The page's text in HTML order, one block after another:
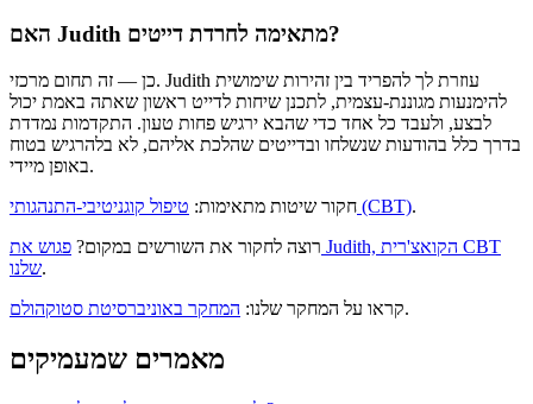
האם Judith מתאימה לחרדת דייטים?
כן — זה תחום מרכזי. Judith עוזרת לך להפריד בין זהירות שימושית
להימנעות מגוננת-עצמית, לתכנן שיחות לדייט ראשון שאתה באמת יכול
לבצע, ולעבד כל אחד כדי שהבא ירגיש פחות טעון. התקדמות נמדדת
בדרך כלל בהודעות שנשלחו ובדייטים שהלכת אליהם, לא בלהרגיש בטוח
באופן מיידי.
חקור שיטות מתאימות: טיפול קוגניטיבי-התנהגותי (CBT).
רוצה לחקור את השורשים במקום? פגוש את Judith, הקואצ'רית CBT
שלנו.
קראו על המחקר שלנו: המחקר באוניברסיטת סטוקהולם .
מאמרים שמעמיקים